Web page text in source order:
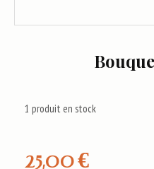
25,00€
1 produit en stock